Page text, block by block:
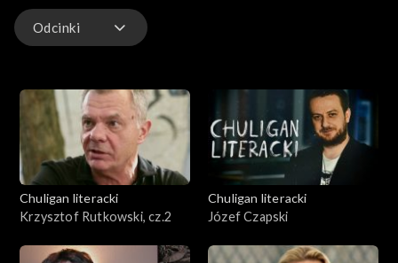
Odcinki
Chuligan literacki
Krzysztof Rutkowski, cz.2
Chuligan literacki
Józef Czapski